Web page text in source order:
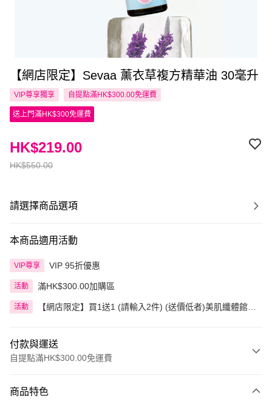
【網店限定】Sevaa 薰衣草複方精華油 30毫升
VIP尊享獨享 自提點滿HK$300.00免運費
送上門滿HK$300免運費
HK$550.00
HK$219.00
請選擇商品選項
本商品適用活動
VIP尊享 VIP 95折優惠
活動 滿HK$300.00加購區
活動
【網店限定】買1送1 (請輸入2件) (送價低者)美肌纖體館精
付款與運送
自提點滿HK$300.00免運費
信用卡
商品特色